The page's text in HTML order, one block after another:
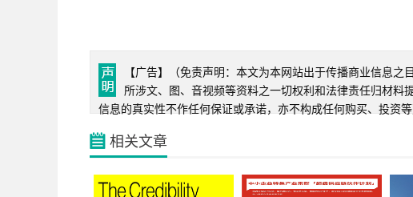
【广告】（免责声明：本文为本网站出于传播商业信息
所涉文、图、音视频等资料之一切权利和法律责任归材料
信息的真实性不作任何保证或承诺，亦不构成任何购买、投资
相关文章